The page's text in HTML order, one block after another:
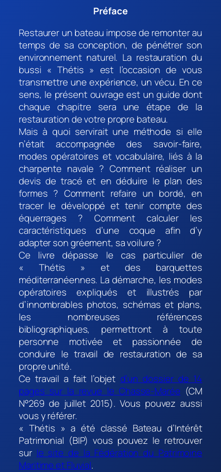
Préface
Restaurer un bateau impose de remonter au
temps de sa conception, de pénétrer son
environnement naturel. La restauration du
bussi « Thétis » est l’occasion de vous
transmettre une expérience, un vécu. En ce
sens, le présent ouvrage est un guide dont
chaque chapitre sera une étape de la
restauration de votre propre bateau.
Mais à quoi servirait une méthode si elle
n’était accompagnée des savoir-faire,
modes opératoires et vocabulaire, liés à la
charpente navale ? Comment réaliser un
devis de tracé et en déduire le plan des
formes ? Comment refaire un bordé, en
tracer le développé et tenir compte des
équerrages ? Comment calculer les
caractéristiques d’une coque afin d’y
adapter son gréement, sa voilure ?
Ce livre dépasse le cas particulier de
« Thétis » et des barquettes
méditerranéennes. La démarche, les modes
opératoires expliqués et illustrés par
d’innombrables photos, schémas et plans,
les nombreuses références
bibliographiques, permettront à toute
personne motivée et passionnée de
conduire le travail de restauration de sa
propre unité.
Ce travail a fait l’objet d’un dossier de 14
pages sur la revue le Chasse-Marée (CM
N°269 de juillet 2015). Vous pouvez aussi
vous y référer.
« Thétis » a été classé Bateau d’Intérêt
Patrimonial (BIP) vous pouvez le retrouver
sur le site de la Fédération du Patrimoine
Maritime et Fluvial.